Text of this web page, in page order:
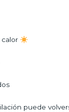
calor
puede